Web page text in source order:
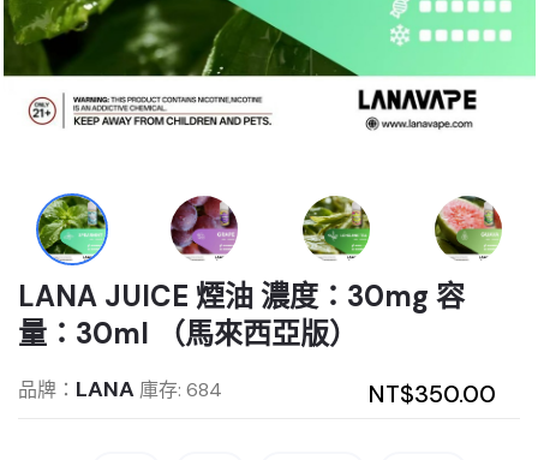
LANA JUICE 煙油 濃度：30mg 容
量：30ml （馬來西亞版）
品牌： LANA NT$350.00
庫存: 684